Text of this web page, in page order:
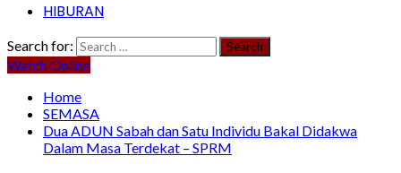
HIBURAN
Search for:
Watch Online
Home
SEMASA
Dua ADUN Sabah dan Satu Individu Bakal Didakwa
Dalam Masa Terdekat – SPRM